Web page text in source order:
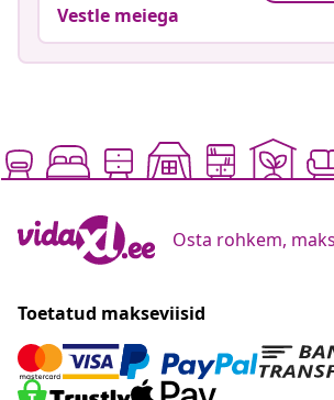
Vestle meiega
Osta rohkem,
Toetatud makseviisid